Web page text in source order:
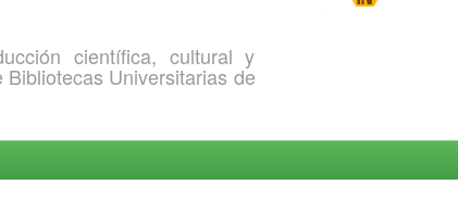
científica, cultural y
Universitarias de